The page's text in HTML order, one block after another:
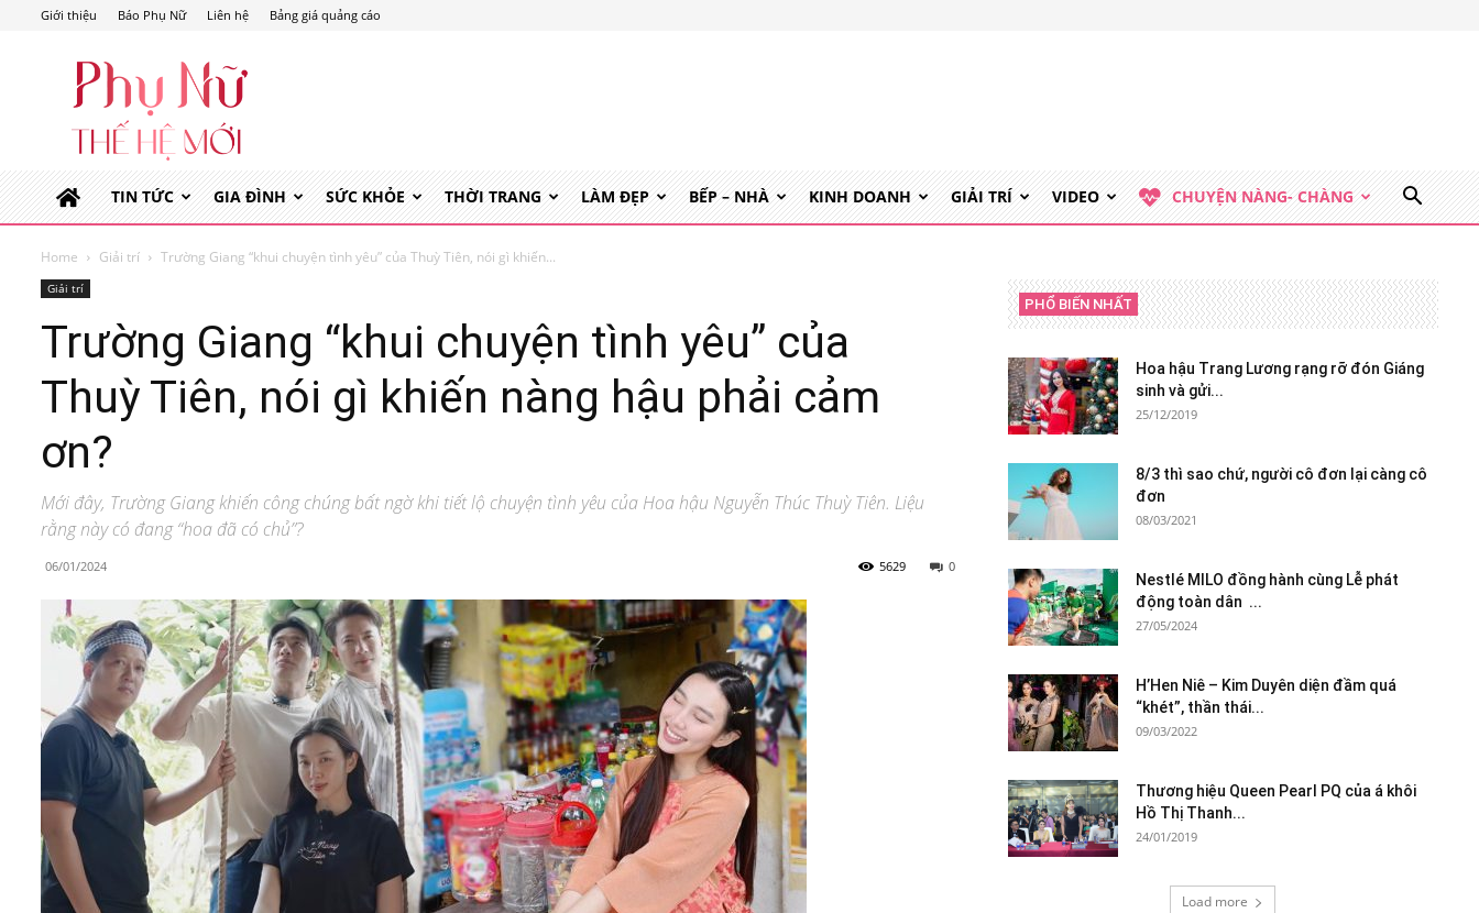
Giới thiệu Báo Phụ Nữ Liên hệ Bảng giá quảng cáo
Phụ
Nữ
Hệ
TIN TỨC
GIA ĐÌNH SỨC KHỎE THỜI TRANG LÀM ĐẸP BẾP – NHÀ KINH DOANH GIẢI TRÍ VIDEO CHUYỆN NÀNG- CHÀNG
Home Giải trí Trường Giang “khui chuyện tình yêu” của Thuỳ Tiên, nói gì khiến...
Giải trí
Trường Giang “khui chuyện tình yêu” của
Thuỳ Tiên, nói gì khiến nàng hậu phải cảm
ơn?
Mới đây, Trường Giang khiến công chúng bất ngờ khi tiết lộ chuyện tình yêu của Hoa hậu Nguyễn Thúc Thuỳ Tiên. Liệu
rằng này có đang “hoa đã có chủ”?
06/01/2024 0
5629
PHỔ BIẾN NHẤT
Hoa hậu Trang Lương rạng rỡ đón Giáng
sinh và gửi...
25/12/2019
8/3 thì sao chứ, người cô đơn lại càng cô
đơn
08/03/2021
Nestlé MILO đồng hành cùng Lễ phát
động toàn dân ...
27/05/2024
H’Hen Niê – Kim Duyên diện đầm quá
“khét”, thần thái...
09/03/2022
Thương hiệu Queen Pearl PQ của á khôi
Hồ Thị Thanh...
24/01/2019
Load more